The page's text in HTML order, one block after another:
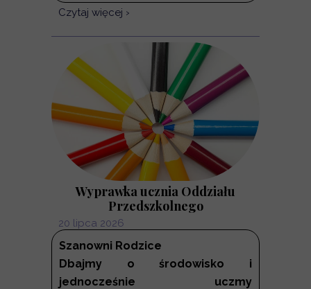
Czytaj więcej ›
Wyprawka ucznia Oddziału
Przedszkolnego
20 lipca 2026
Szanowni Rodzice
Dbajmy o środowisko i
jednocześnie uczmy